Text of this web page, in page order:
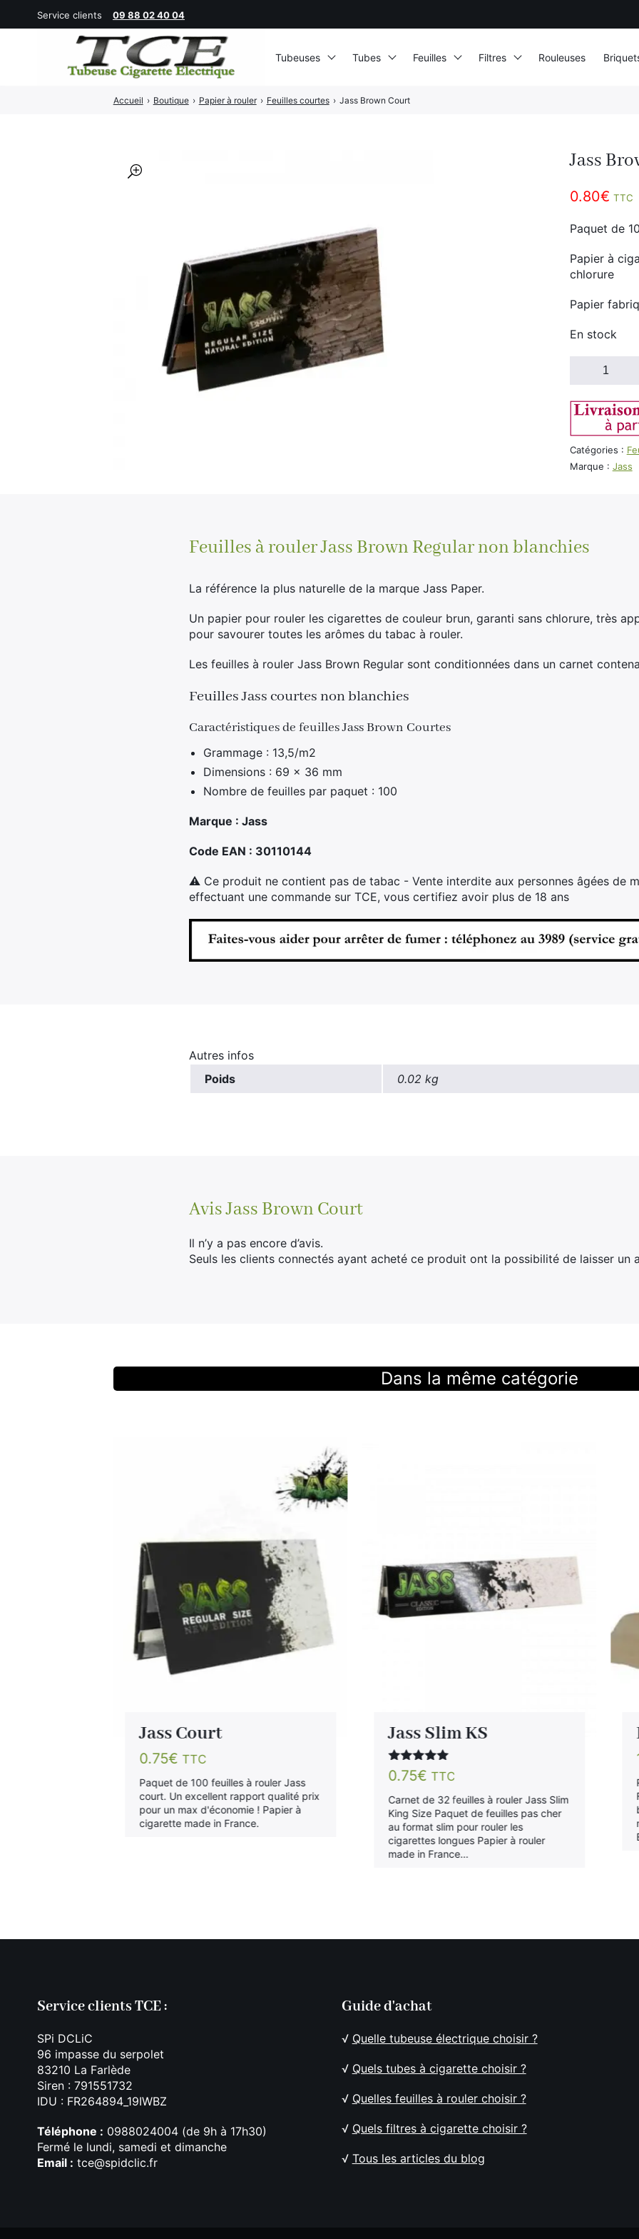
🔍 Jass
0.80€ TTC
Paquet de
Papier à
chlorure
Papier
En stock
quantité
Brown
Catégories :
Marque : Jass
Accueil › Boutique › Papier à rouler › Feuilles courtes › Jass Brown Court
Feuilles à rouler Jass Brown Regular non blanchies
La référence la plus naturelle de la marque Jass Paper.
Un papier pour rouler les cigarettes de couleur brun, garanti sans chlorure, très
pour savourer toutes les arômes du tabac à rouler.
Les feuilles à rouler Jass Brown Regular sont conditionnées dans un carnet
Feuilles Jass courtes non blanchies
Caractéristiques de feuilles Jass Brown Courtes
Grammage : 13,5/m2
Dimensions : 69 x 36 mm
Nombre de feuilles par paquet : 100
Marque : Jass
Code EAN : 30110144
⚠ Ce produit ne contient pas de tabac - Vente interdite aux personnes âgées de
effectuant une commande sur TCE, vous certifiez avoir plus de 18 ans
Autres infos
Poids
0.02 kg
AvisJass Brown Court
Il n’y a pas encore d’avis.
Seuls les clients connectés ayant acheté ce produit ont la possibilité de laisser un
Dans la même catégorie
Jass Court
0.75€ TTC
Paquet de 100 feuilles à rouler Jass
court. Un excellent rapport qualité prix
pour un max d'économie ! Papier à
cigarette made in France.
Jass Slim KS
Note5.00
sur 5
0.75€ TTC
Carnet de 32 feuilles à rouler Jass Slim
King Size Paquet de feuilles pas cher
au format slim pour rouler les
cigarettes longues Papier à rouler
made in France…
Service clients 09 88 02 40 04
Tubeuses Tubes Feuilles Filtres Rouleuses
Service clients TCE :
SPi DCLiC
96 impasse du serpolet
83210 La Farlède
Siren : 791551732
IDU : FR264894_19IWBZ
Téléphone : 0988024004 (de 9h à 17h30)
Fermé le lundi, samedi et dimanche
Email : tce@spidclic.fr
Guide d'achat
√ Quelle tubeuse électrique choisir ?
√ Quels tubes à cigarette choisir ?
√ Quelles feuilles à rouler choisir ?
√ Quels filtres à cigarette choisir ?
√ Tous les articles du blog
: